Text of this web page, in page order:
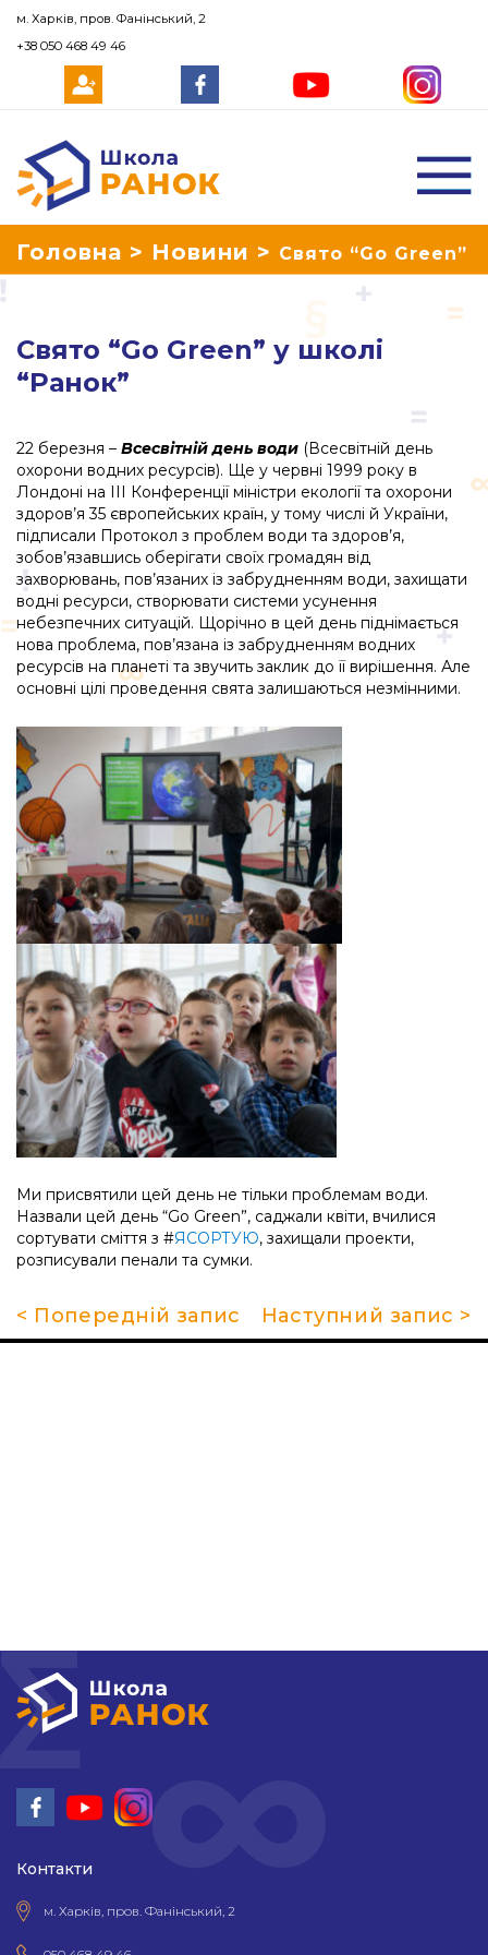
Школа Ранок
Головна > Новини > Свято “Go Green”
Свято “Go Green” у школі
“Ранок”
22 березня – Всесвітній день води (Всесвітній день
охорони водних ресурсів). Ще у червні 1999 року в
Лондоні на ІІІ Конференції міністри екології та охорони
здоров’я 35 європейських країн, у тому числі й України,
підписали Протокол з проблем води та здоров’я,
зобов’язавшись оберігати своїх громадян від
захворювань, пов’язаних із забрудненням води, захищати
водні ресурси, створювати системи усунення
небезпечних ситуацій. Щорічно в цей день піднімається
нова проблема, пов’язана із забрудненням водних
ресурсів на планеті та звучить заклик до її вирішення. Але
основні цілі проведення свята залишаються незмінними.
Ми присвятили цей день не тільки проблемам води.
Назвали цей день “Go Green”, саджали квіти, вчилися
сортувати сміття з #ЯСОРТУЮ, захищали проекти,
розписували пенали та сумки.
< Попередній запис Наступний запис >
Контакти
м. Харків, пров. Фанінський, 2
м. Харків, пров. Фанінський, 2
+38 050 468 49 46